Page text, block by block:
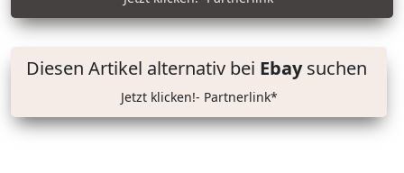
Diesen Artikel alternativ bei Ebaysuchen
Jetzt klicken!- Partnerlink*